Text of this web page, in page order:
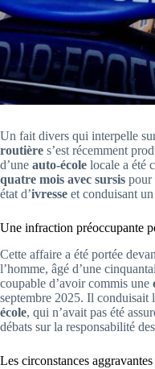
Un fait divers qui interpelle
routière s’est récemment
d’une auto-école locale a été
quatre mois avec sursis pour
état d’ivresse et conduisant
Une infraction préoccupante
Cette affaire a été portée
l’homme, âgé d’une
coupable d’avoir commis une
septembre 2025. Il conduisait
école, qui n’avait pas été
débats sur la responsabilité
Les circonstances aggravantes